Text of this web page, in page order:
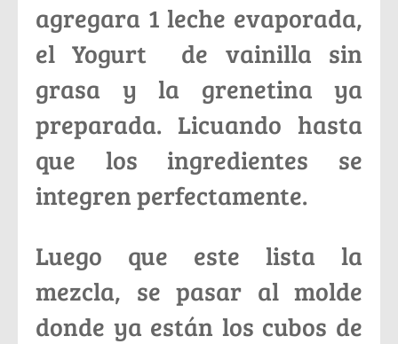
agregara 1 leche evaporada,
el Yogurt de vainilla sin
grasa y la grenetina ya
preparada. Licuando hasta
que los ingredientes se
integren perfectamente.
Luego que este lista la
mezcla, se pasar al molde
donde ya están los cubos de